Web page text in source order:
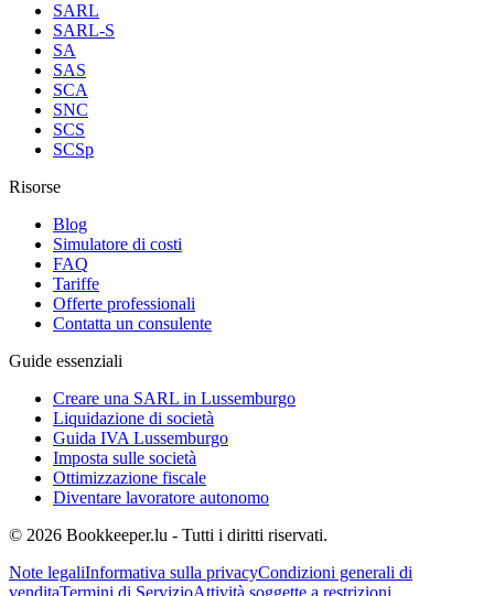
SARL
SARL-S
SA
SAS
SCA
SNC
SCS
SCSp
Risorse
Blog
Simulatore di costi
FAQ
Tariffe
Offerte professionali
Contatta un consulente
Guide essenziali
Creare una SARL in Lussemburgo
Liquidazione di società
Guida IVA Lussemburgo
Imposta sulle società
Ottimizzazione fiscale
Diventare lavoratore autonomo
© 2026 Bookkeeper.lu - Tutti i diritti riservati.
Note legaliInformativa sulla privacyCondizioni generali di